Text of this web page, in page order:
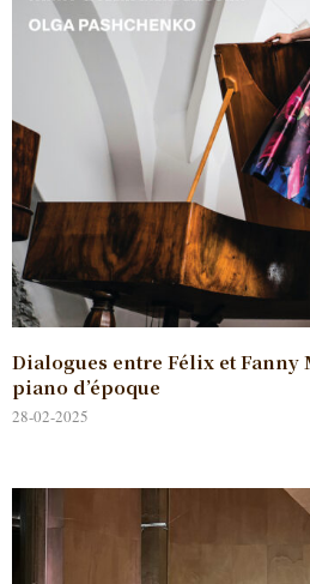
Dialogues entre Félix et Fanny
piano d’époque
28-02-2025